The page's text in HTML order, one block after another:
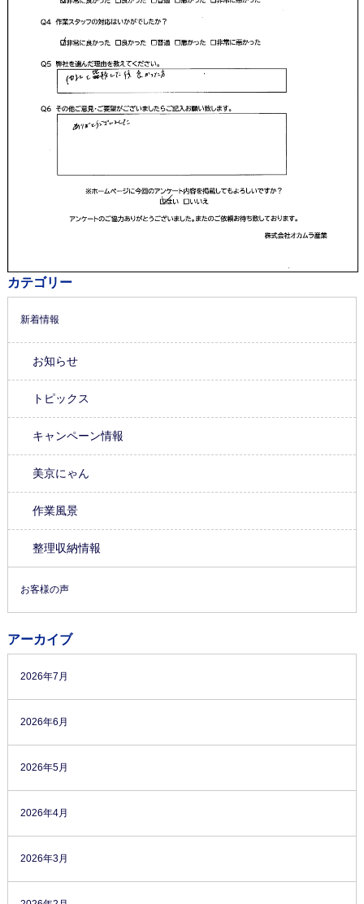
カテゴリー
新着情報
お知らせ
トピックス
キャンペーン情報
美京にゃん
作業風景
整理収納情報
お客様の声
アーカイブ
2026年7月
2026年6月
2026年5月
2026年4月
2026年3月